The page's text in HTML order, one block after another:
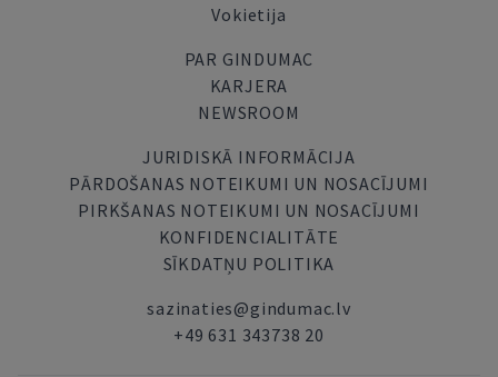
Vokietija
PAR GINDUMAC
KARJERA
NEWSROOM
JURIDISKĀ INFORMĀCIJA
PĀRDOŠANAS NOTEIKUMI UN NOSACĪJUMI
PIRKŠANAS NOTEIKUMI UN NOSACĪJUMI
KONFIDENCIALITĀTE
SĪKDATŅU POLITIKA
sazinaties@gindumac.lv
+49 631 343738 20